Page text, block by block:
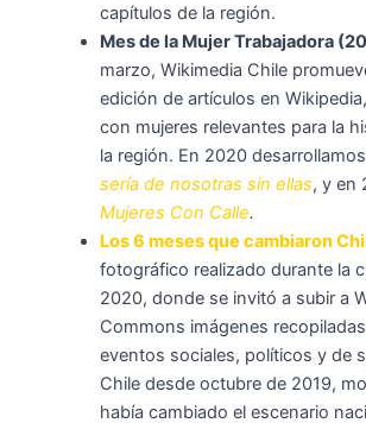
capítulos de la región.
Mes de la Mujer Trabajadora
marzo, Wikimedia Chile
edición de artículos en
con mujeres relevantes para la
la región. En 2020
sería de nosotras sin ellas, y en
Mujeres Con Calle.
Los 6 meses que cambiaron
fotográfico realizado durante la
2020, donde se invitó a subir a
Commons imágenes
eventos sociales, políticos y de
Chile desde octubre de 2019,
había cambiado el escenario